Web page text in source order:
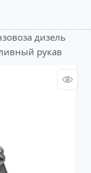
дизель
рукав